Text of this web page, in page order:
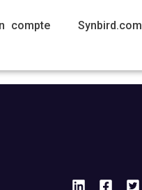
compte Synbird.com